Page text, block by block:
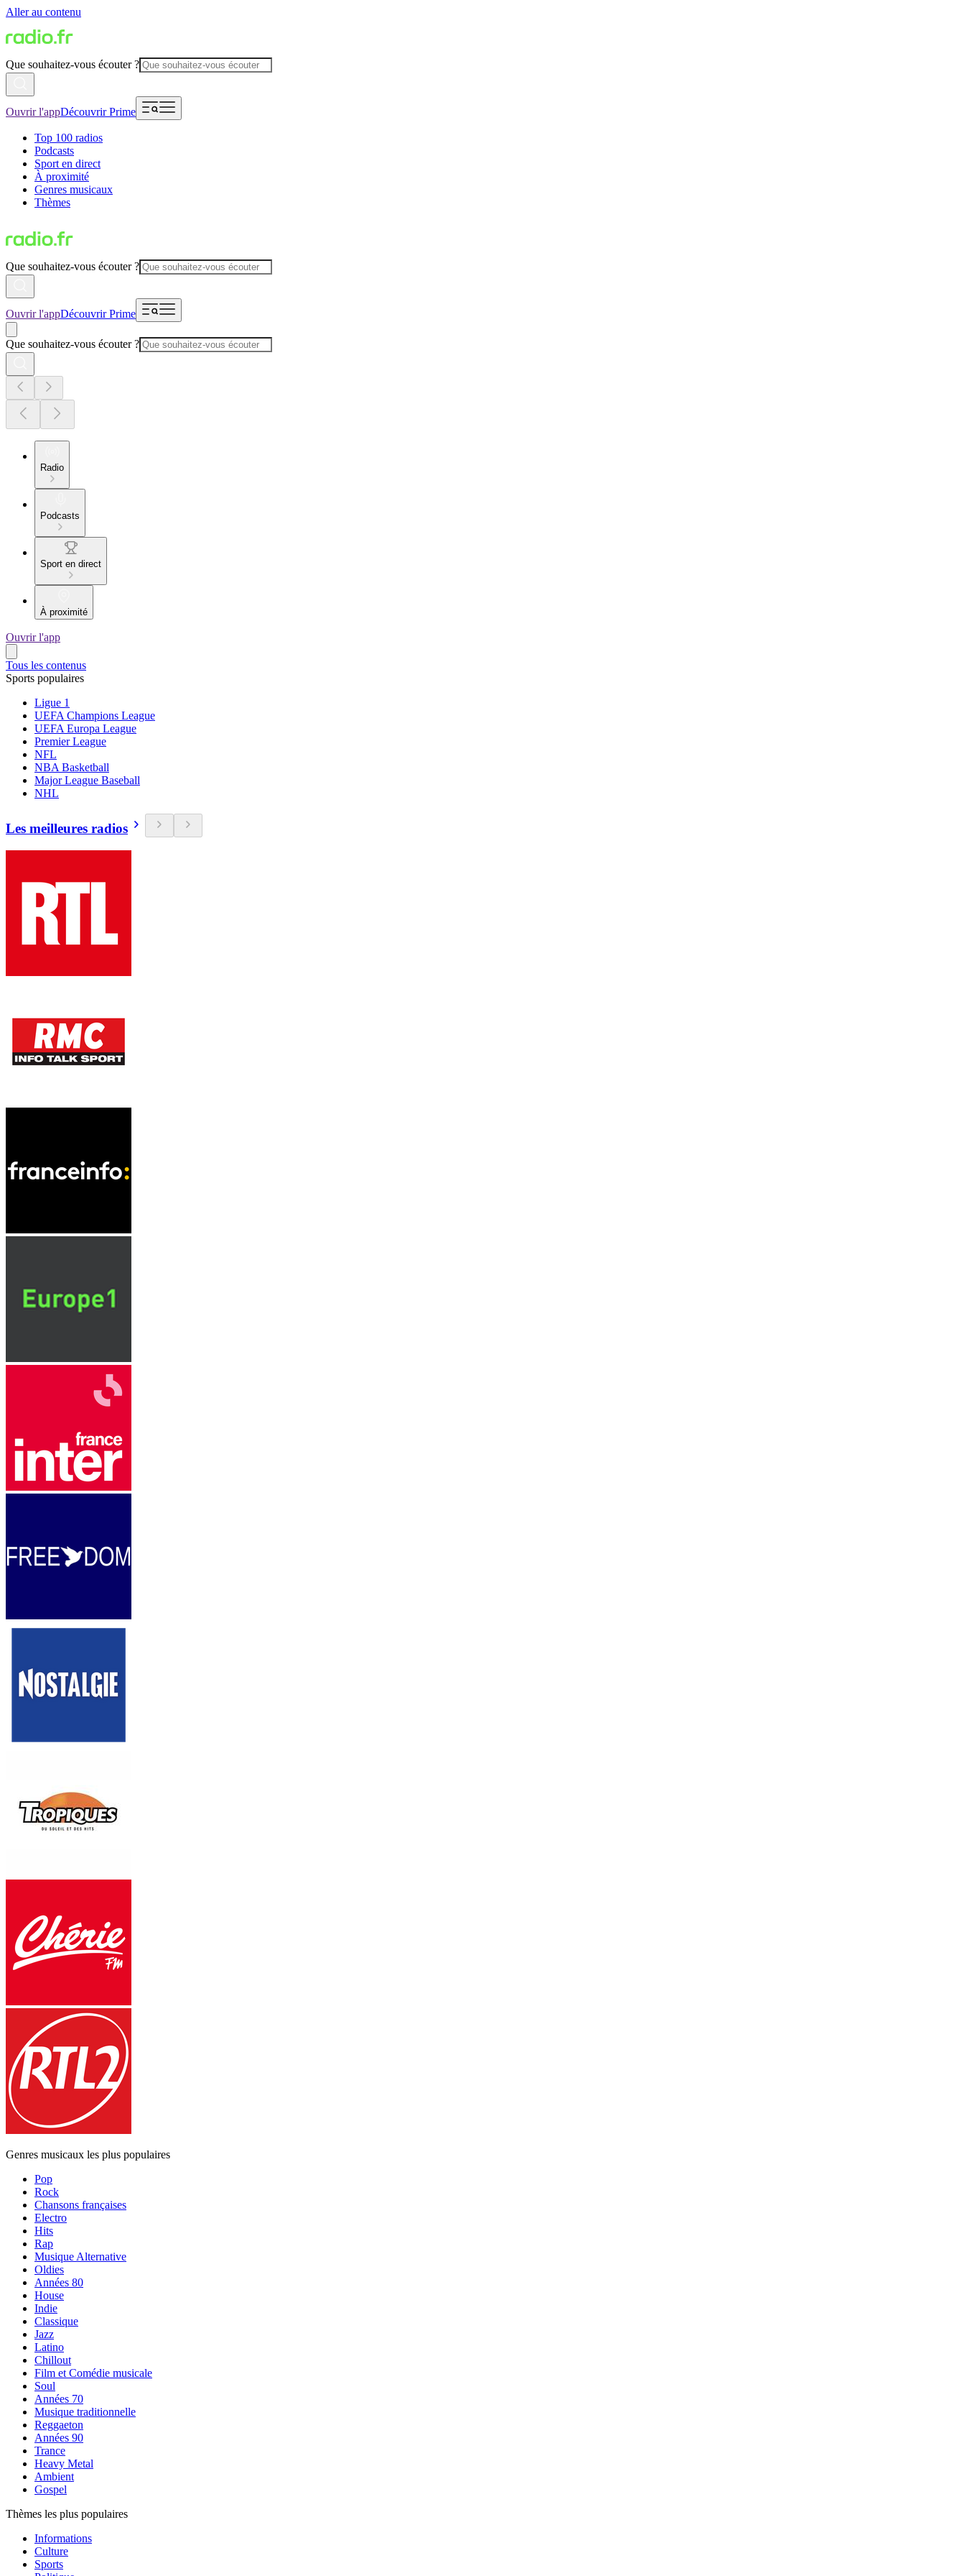
Aller au contenu
Que souhaitez-vous écouter ?
Ouvrir l'appDécouvrir Prime
Top 100 radios
Podcasts
Sport en direct
À proximité
Genres musicaux
Thèmes
Que souhaitez-vous écouter ?
Ouvrir l'appDécouvrir Prime
Que souhaitez-vous écouter ?
Radio
Podcasts
Sport en direct
À proximité
Ouvrir l'app
Tous les contenus
Sports populaires
Ligue 1
UEFA Champions League
UEFA Europa League
Premier League
NFL
NBA Basketball
Major League Baseball
NHL
Les meilleures radios
Genres musicaux les plus populaires
Pop
Rock
Chansons françaises
Electro
Hits
Rap
Musique Alternative
Oldies
Années 80
House
Indie
Classique
Jazz
Latino
Chillout
Film et Comédie musicale
Soul
Années 70
Musique traditionnelle
Reggaeton
Années 90
Trance
Heavy Metal
Ambient
Gospel
Thèmes les plus populaires
Informations
Culture
Sports